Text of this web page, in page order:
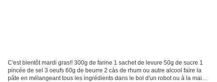
C'est bientôt mardi gras!! 300g de farine 1 sachet de levure 50g de sucre 1
pincée de sel 3 oeufs 60g de beurre 2 càs de rhum ou autre alcool faire la
pâte en mélangeant tous les ingrédients dans le bol d'un robot ou à la main